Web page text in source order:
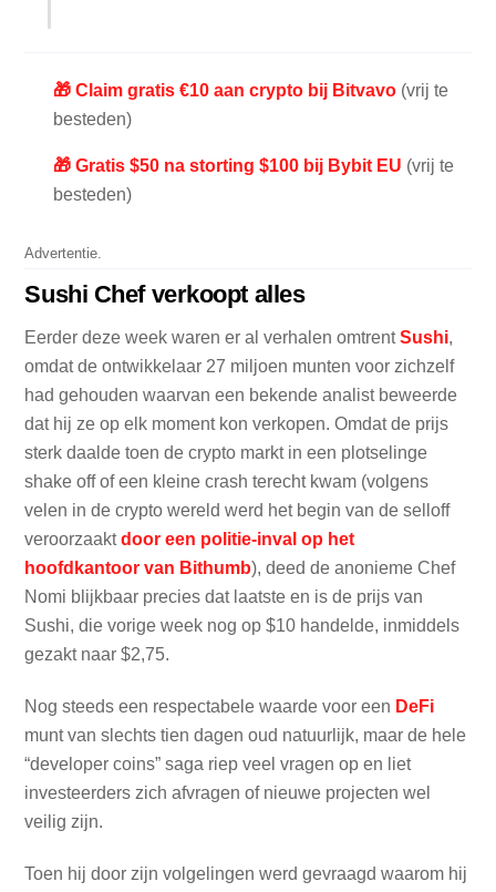
🎁 Claim gratis €10 aan crypto bij Bitvavo (vrij te
besteden)
🎁 Gratis $50 na storting $100 bij Bybit EU (vrij te
besteden)
Advertentie.
Sushi Chef verkoopt alles
Eerder deze week waren er al verhalen omtrentSushi,
omdat de ontwikkelaar 27 miljoen munten voor zichzelf
had gehouden waarvan een bekende analist beweerde
dat hij ze op elk moment kon verkopen. Omdat de prijs
sterk daalde toen de crypto markt in een plotselinge
shake off of een kleine crash terecht kwam (volgens
velen in de crypto wereld werd het begin van de selloff
veroorzaaktdoor een politie-inval op het
hoofdkantoor van Bithumb), deed de anonieme Chef
Nomi blijkbaar precies dat laatste en is de prijs van
Sushi, die vorige week nog op $10 handelde, inmiddels
gezakt naar $2,75.
Nog steeds een respectabele waarde voor een DeFi
munt van slechts tien dagen oud natuurlijk, maar de hele
“developer coins” saga riep veel vragen op en liet
investeerders zich afvragen of nieuwe projecten wel
veilig zijn.
Toen hij door zijn volgelingen werd gevraagd waarom hij